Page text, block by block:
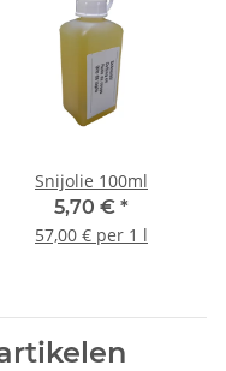
Snijolie 100ml
5,70 € *
57,00 € per 1 l